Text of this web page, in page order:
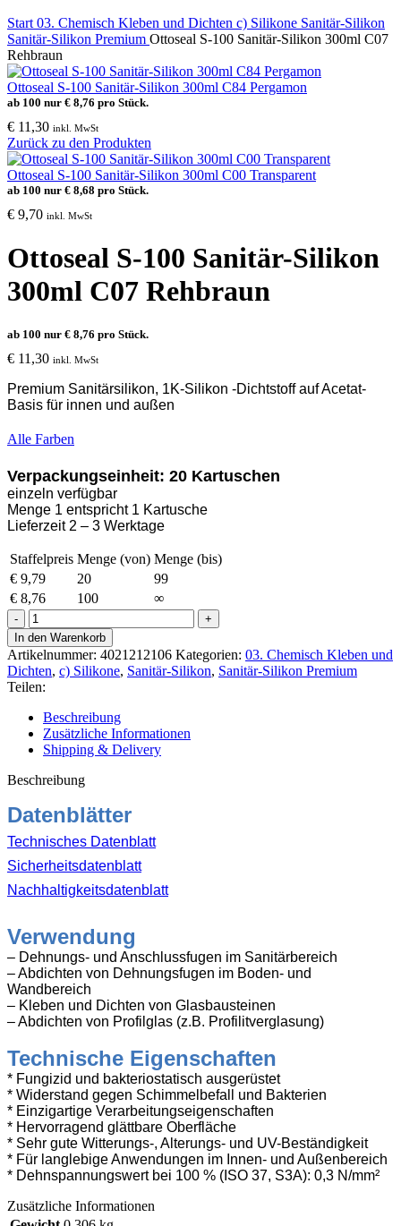
Start 03. Chemisch Kleben und Dichten c) Silikone Sanitär-Silikon
Sanitär-Silikon Premium Ottoseal S-100 Sanitär-Silikon 300ml C07
Rehbraun
Ottoseal S-100 Sanitär-Silikon 300ml C84 Pergamon
ab 100 nur € 8,76 pro Stück.
€ 11,30 inkl. MwSt
Zurück zu den Produkten
Ottoseal S-100 Sanitär-Silikon 300ml C00 Transparent
ab 100 nur € 8,68 pro Stück.
€ 9,70 inkl. MwSt
Ottoseal S-100 Sanitär-Silikon
300ml C07 Rehbraun
ab 100 nur € 8,76 pro Stück.
€ 11,30 inkl. MwSt
Premium Sanitärsilikon, 1K-Silikon -Dichtstoff auf Acetat-
Basis für innen und außen
Alle Farben
Verpackungseinheit: 20 Kartuschen
einzeln verfügbar
Menge 1 entspricht 1 Kartusche
Lieferzeit 2 – 3 Werktage
Staffelpreis Menge (von) Menge (bis)
€ 9,79 20
99
€ 8,76 100
∞
Ottoseal
S-
100
Sanitär-
Silikon
300ml
C07
Rehbraun
Menge
In den Warenkorb
Artikelnummer: 4021212106 Kategorien: 03. Chemisch Kleben und
Dichten, c) Silikone, Sanitär-Silikon, Sanitär-Silikon Premium
Teilen:
Beschreibung
Zusätzliche Informationen
Shipping & Delivery
Beschreibung
Datenblätter
Technisches Datenblatt
Sicherheitsdatenblatt
Nachhaltigkeitsdatenblatt
Verwendung
– Dehnungs- und Anschlussfugen im Sanitärbereich
– Abdichten von Dehnungsfugen im Boden- und
Wandbereich
– Kleben und Dichten von Glasbausteinen
– Abdichten von Profilglas (z.B. Profilitverglasung)
Technische Eigenschaften
* Fungizid und bakteriostatisch ausgerüstet
* Widerstand gegen Schimmelbefall und Bakterien
* Einzigartige Verarbeitungseigenschaften
* Hervorragend glättbare Oberfläche
* Sehr gute Witterungs-, Alterungs- und UV-Beständigkeit
* Für langlebige Anwendungen im Innen- und Außenbereich
* Dehnspannungswert bei 100 % (ISO 37, S3A): 0,3 N/mm²
Zusätzliche Informationen